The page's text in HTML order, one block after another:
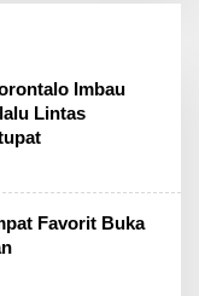
Imbau
Lintas
Favorit Buka